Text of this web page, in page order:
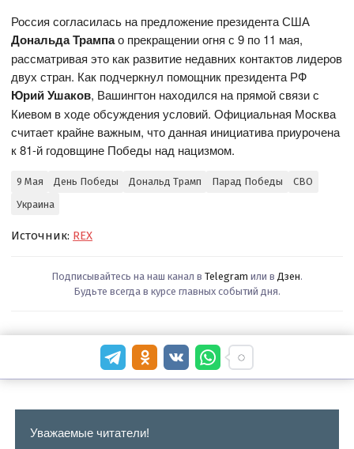
Россия согласилась на предложение президента США
Дональда Трампао прекращении огня с 9 по 11 мая,
рассматривая это как развитие недавних контактов лидеров
двух стран. Как подчеркнул помощник президента РФ
Юрий Ушаков, Вашингтон находился на прямой связи с
Киевом в ходе обсуждения условий. Официальная Москва
считает крайне важным, что данная инициатива приурочена
к 81-й годовщине Победы над нацизмом.
9 Мая День Победы Дональд Трамп Парад Победы
СВО
Украина
Источник: REX
Подписывайтесь на наш канал в Telegram или в Дзен.
Будьте всегда в курсе главных событий дня.
Уважаемые читатели!